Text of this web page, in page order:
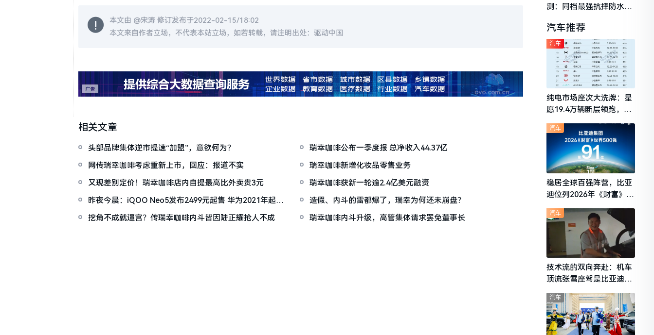
本文由 @宋涛 修订发布于2022-02-15/18:02
本文来自作者立场，不代表本站立场，如若转载，请注明出处：驱动中国
相关文章
头部品牌集体逆市提速“加盟”，意欲何为？
瑞幸咖啡公布一季度报 总净收入44.37亿
网传瑞幸咖啡考虑重新上市，回应：报道不实
瑞幸咖啡新增化妆品零售业务
又现差别定价！瑞幸咖啡店内自提最高比外卖贵3元
瑞幸咖啡获新一轮逾2.4亿美元融资
昨夜今晨：iQOO Neo5发布2499元起售 华为2021年起将
收取5G专利费单台上限2.5美元
造假、内斗的雷都爆了，瑞幸为何还未崩盘？
挖角不成就逼宫？传瑞幸咖啡内斗皆因陆正耀抢人不成
瑞幸咖啡内斗升级，高管集体请求罢免董事长
测：同档最强抗摔防水，
守门员
汽车推荐
纯电市场座次大洗牌：星
愿19.4万辆断层领跑，理
想i6成最强黑马
汽车
稳居全球百强阵营，比亚
迪位列2026年《财富》世
汽车
技术流的双向奔赴：机车
顶流张雪座驾是比亚迪秦
L
汽车
汽车